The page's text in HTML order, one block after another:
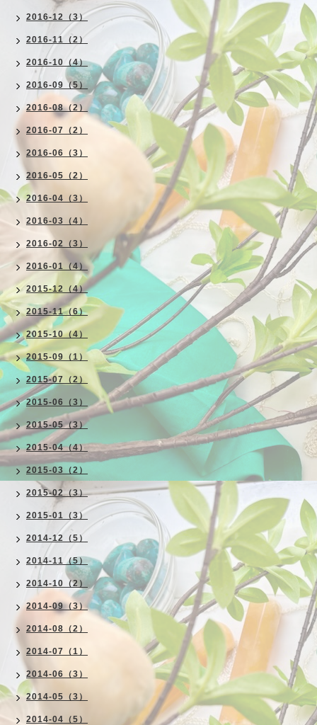
2016-12（3）
2016-11（2）
2016-10（4）
2016-09（5）
2016-08（2）
2016-07（2）
2016-06（3）
2016-05（2）
2016-04（3）
2016-03（4）
2016-02（3）
2016-01（4）
2015-12（4）
2015-11（6）
2015-10（4）
2015-09（1）
2015-07（2）
2015-06（3）
2015-05（3）
2015-04（4）
2015-03（2）
2015-02（3）
2015-01（3）
2014-12（5）
2014-11（5）
2014-10（2）
2014-09（3）
2014-08（2）
2014-07（1）
2014-06（3）
2014-05（3）
2014-04（5）